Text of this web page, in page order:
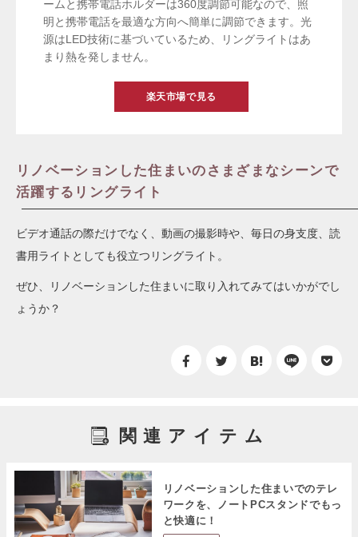
ームと携帯電話ホルダーは360度調節可能なので、照
明と携帯電話を最適な方向へ簡単に調節できます。光
源はLED技術に基づいているため、リングライトはあ
まり熱を発しません。
楽天市場で見る
リノベーションした住まいのさまざまなシーンで
活躍するリングライト
ビデオ通話の際だけでなく、動画の撮影時や、毎日の身支度、読
書用ライトとしても役立つリングライト。
ぜひ、リノベーションした住まいに取り入れてみてはいかがでし
ょうか？
関連アイテム
リノベーションした住まいでのテレ
ワークを、ノートPCスタンドでもっ
と快適に！